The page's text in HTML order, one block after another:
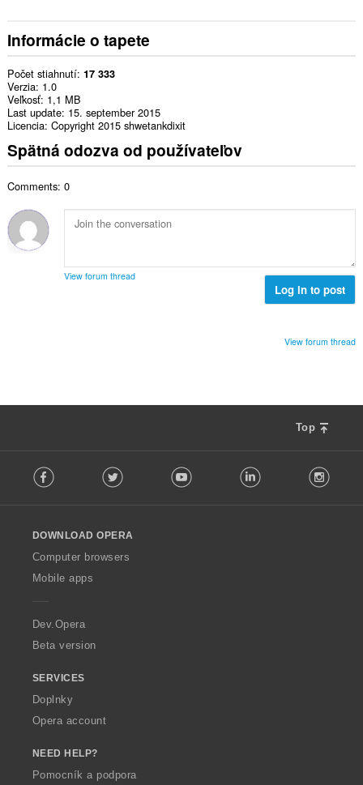
Informácie o tapete
Počet stiahnutí 17 333
Verzia 1.0
Veľkosť 1,1 MB
Last update 15. september 2015
Licencia Copyright 2015 shwetankdixit
Spätná odozva od používateľov
Comments: 0
View forum thread
Log in to post
View forum thread
Top
o
w
O
p
a
Facebook Twitter Youtube LinkedIn
DOWNLOAD OPERA
Computer browsers
Mobile apps
Dev.Opera
Beta version
SERVICES
Doplnky
Opera account
NEED HELP?
Pomocník a podpora